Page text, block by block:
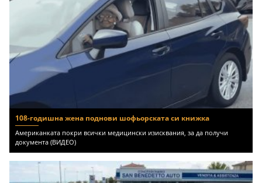
108-годишна жена поднови шофьорската си книжка
Американката покри всички медицински изисквания, за да получи
документа (ВИДЕО)